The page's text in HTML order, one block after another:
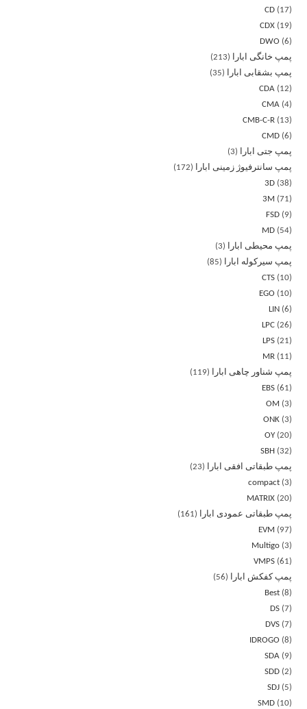
CD
17
CDX
19
DWO
6
پمپ خانگی ابارا
213
پمپ بشقابی ابارا
35
CDA
12
CMA 4
CMB-C-R
13
CMD 6
پمپ جتی ابارا
3
پمپ سانترفیوژ زمینی ابارا
172
3D 38
3M
71
FSD
9
MD
54
پمپ محیطی ابارا
3
پمپ سیرکوله ابارا
85
CTS
10
EGO
10
LIN
6
LPC 26
LPS 21
MR
11
پمپ شناور چاهی ابارا
119
EBS 61
OM
3
ONK 3
OY 20
SBH
32
پمپ طبقاتی افقی ابارا
23
compact 3
MATRIX 20
پمپ طبقاتی عمودی ابارا
161
EVM
97
Multigo 3
VMPS 61
پمپ کفکش ابارا
56
Best 8
DS 7
DVS 7
IDROGO
8
SDA
9
SDD 2
SDJ
5
SMD
10